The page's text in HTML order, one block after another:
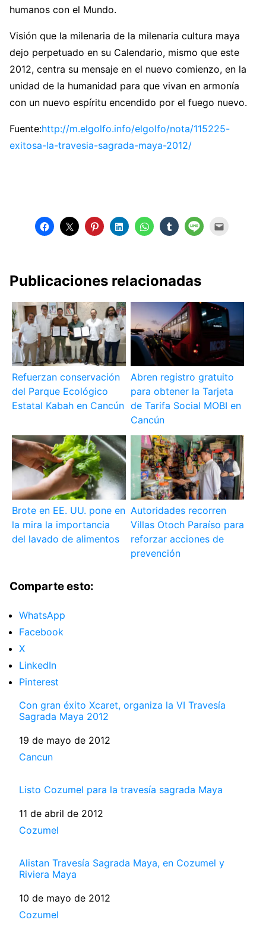
humanos con el Mundo.
Visión que la milenaria de la milenaria cultura maya
dejo perpetuado en su Calendario, mismo que este
2012, centra su mensaje en el nuevo comienzo, en la
unidad de la humanidad para que vivan en armonía
con un nuevo espíritu encendido por el fuego nuevo.
Fuente:http://m.elgolfo.info/elgolfo/nota/115225-
exitosa-la-travesia-sagrada-maya-2012/
Publicaciones relacionadas
Refuerzan conservación
del Parque Ecológico
Estatal Kabah en Cancún
Abren registro gratuito
para obtener la Tarjeta
de Tarifa Social MOBI en
Cancún
Brote en EE. UU. pone en
la mira la importancia
del lavado de alimentos
Autoridades recorren
Villas Otoch Paraíso para
reforzar acciones de
prevención
Comparte esto:
WhatsApp
Facebook
X
LinkedIn
Pinterest
Con gran éxito Xcaret, organiza la VI Travesía
Sagrada Maya 2012
Fecha
19 de mayo de 2012
Respecto a
Cancun
Listo Cozumel para la travesía sagrada Maya
Fecha
11 de abril de 2012
Respecto a
Cozumel
Alistan Travesía Sagrada Maya, en Cozumel y
Riviera Maya
Fecha
10 de mayo de 2012
Respecto a
Cozumel